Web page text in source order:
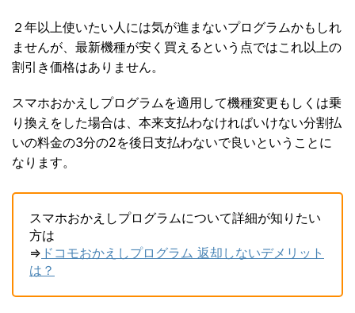
２年以上使いたい人には気が進まないプログラムかもしれ
ませんが、最新機種が安く買えるという点ではこれ以上の
割引き価格はありません。
スマホおかえしプログラムを適用して機種変更もしくは乗
り換えをした場合は、本来支払わなければいけない分割払
いの料金の3分の2を後日支払わないで良いということに
なります。
スマホおかえしプログラムについて詳細が知りたい
方は
⇒ ドコモおかえしプログラム 返却しないデメリット
は？